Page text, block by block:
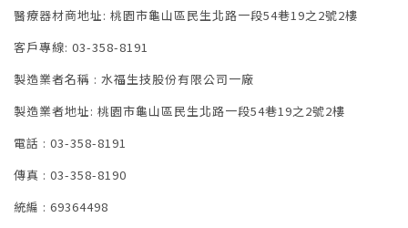
醫療器材商地址: 桃園市龜山區民生北路一段54巷19之2號2樓
客戶專線: 03-358-8191
製造業者名稱 : 水福生技股份有限公司一廠
製造業者地址: 桃園市龜山區民生北路一段54巷19之2號2樓
電話 : 03-358-8191
傳真 : 03-358-8190
統編 : 69364498